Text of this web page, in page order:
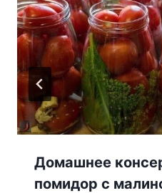
Домашнее
помидор с